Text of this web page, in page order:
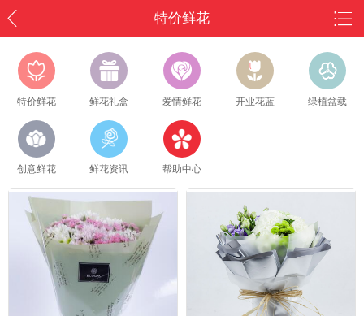
特价鲜花
特价鲜花 鲜花礼盒 爱情鲜花 开业花蓝 绿植盆载
创意鲜花 鲜花资讯 帮助中心